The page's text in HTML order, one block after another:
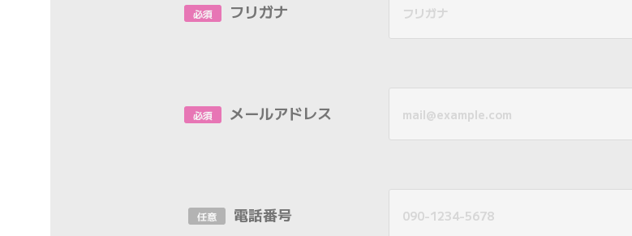
必須 フリガナ
必須 メールアドレス
任意 電話番号